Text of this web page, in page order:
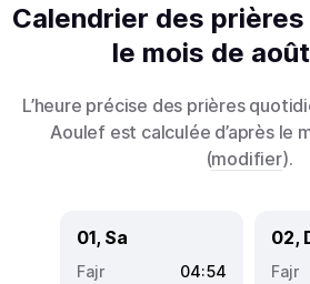
Calendrier des
le mois de
L’heure précise des prières
Aoulef est calculée d’après le
(modifier).
01, Sa
04:54
02,